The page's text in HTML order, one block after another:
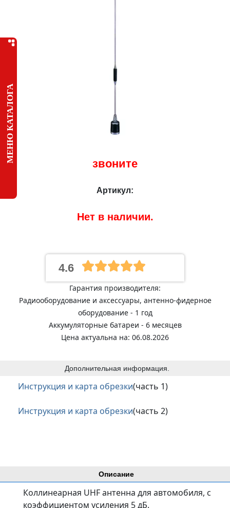
МЕНЮ КАТАЛОГА
Описание
Коллинеарная UHF антенна для автомобиля, c
коэффициентом усиления 5 дБ.
звоните
Артикул:
Нет в наличии.
4.6
Гарантия производителя:
Радиооборудование и аксессуары, антенно-фидерное
оборудование - 1 год
Аккумуляторные батареи - 6 месяцев
Цена актуальна на: 06.08.2026
Дополнительная информация.
Инструкция и карта обрезки(часть 1)
Инструкция и карта обрезки(часть 2)